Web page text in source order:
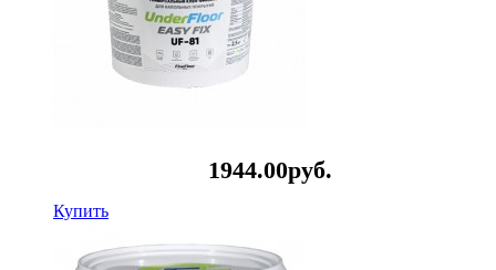
1944.00руб.
Купить